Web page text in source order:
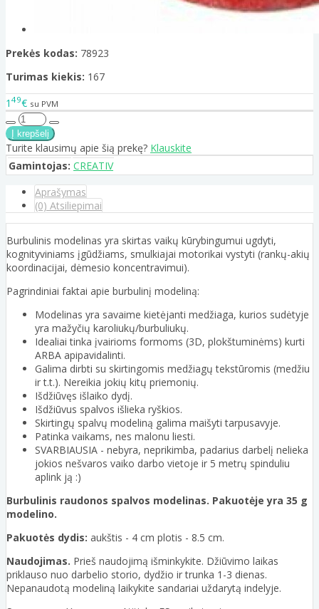
Prekės kodas: 78923
Turimas kiekis: 167
1 49€ su PVM
Turite klausimų apie šią prekę? Klauskite
Gamintojas: CREATIV
Aprašymas
(0) Atsiliepimai
Burbulinis modelinas yra skirtas vaikų kūrybingumui ugdyti,
kognityviniams įgūdžiams, smulkiajai motorikai vystyti (rankų-akių
koordinacijai, dėmesio koncentravimui).
Pagrindiniai faktai apie burbulinį modeliną:
Modelinas yra savaime kietėjanti medžiaga, kurios sudėtyje
yra mažyčių karoliukų/burbuliukų.
Idealiai tinka įvairioms formoms (3D, plokštuminėms) kurti
ARBA apipavidalinti.
Galima dirbti su skirtingomis medžiagų tekstūromis (medžiu
ir t.t.). Nereikia jokių kitų priemonių.
Išdžiūvęs išlaiko dydį.
Išdžiūvus spalvos išlieka ryškios.
Skirtingų spalvų modeliną galima maišyti tarpusavyje.
Patinka vaikams, nes malonu liesti.
SVARBIAUSIA - nebyra, neprikimba, padarius darbelį nelieka
jokios nešvaros vaiko darbo vietoje ir 5 metrų spinduliu
aplink ją :)
Burbulinis raudonos spalvos modelinas. Pakuotėje yra 35 g
modelino.
Pakuotės dydis: aukštis - 4 cm plotis - 8.5 cm.
Naudojimas. Prieš naudojimą išminkykite. Džiūvimo laikas
priklauso nuo darbelio storio, dydžio ir trunka 1-3 dienas.
Nepanaudotą modeliną laikykite sandariai uždarytą indelyje.